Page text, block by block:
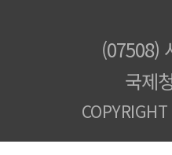
(07508)
국제